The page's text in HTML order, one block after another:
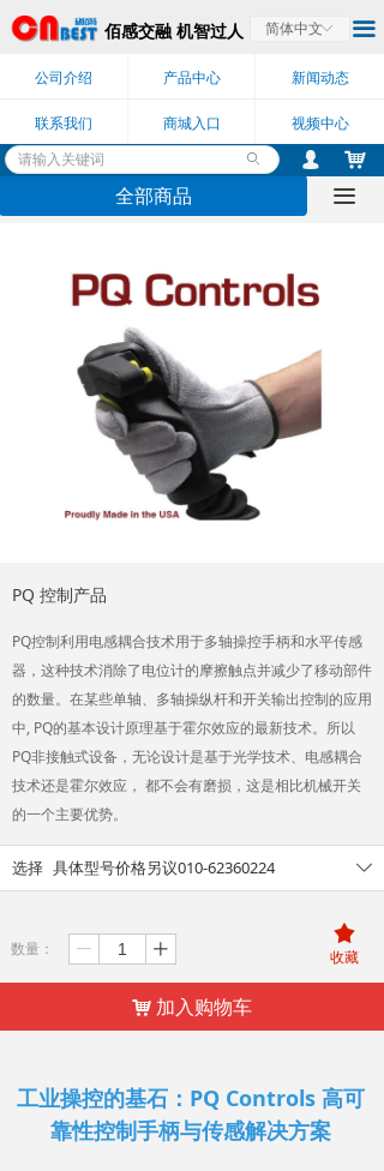
佰感交融 机智过人 ꀅ
简体中文
ꄙ
끀
넙 낙
公司介绍 产品中心 新闻动态
联系我们 商城入口 视频中心
全部商品
PQ 控制产品
PQ控制利用电感耦合技术用于多轴操控手柄和水平传感
器，这种技术消除了电位计的摩擦触点并减少了移动部件
的数量。在某些单轴、多轴操纵杆和开关输出控制的应用
中, PQ的基本设计原理基于霍尔效应的最新技术。所以
PQ非接触式设备，无论设计是基于光学技术、电感耦合
技术还是霍尔效应， 都不会有磨损，这是相比机械开关
的一个主要优势。
ꄳ
选择 具体型号价格另议010-62360224
낙 加入购物车
数量： ꄷ ꄸ
工业操控的基石：PQ Controls 高可
靠性控制手柄与传感解决方案
끀
끄
收藏